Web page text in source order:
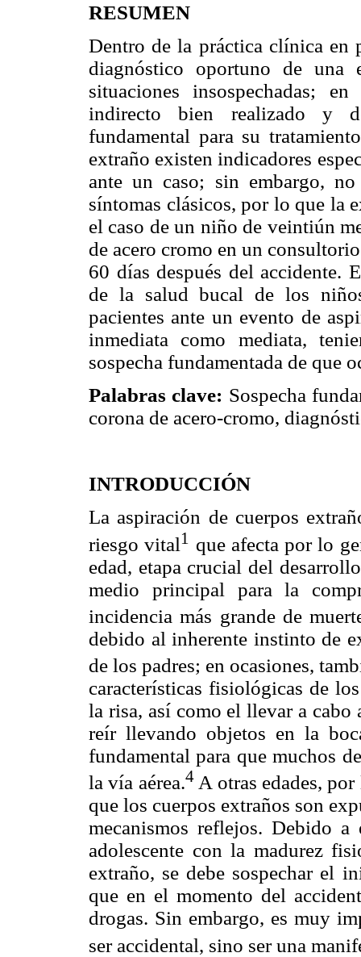
RESUMEN
Dentro de la práctica clínica en
diagnóstico oportuno de una
situaciones insospechadas;
indirecto bien realizado y
fundamental para su
extraño existen indicadores
ante un caso; sin embargo,
síntomas clásicos, por lo que la
el caso de un niño de veintiún
de acero cromo en un
60 días después del accidente.
de la salud bucal de los
pacientes ante un evento de
inmediata como mediata,
sospecha fundamentada de que
Palabras clave: Sospecha
corona de acero-cromo,
INTRODUCCIÓN
La aspiración de cuerpos
riesgo vital1 que afecta por lo
edad, etapa crucial del
medio principal para la
incidencia más grande de
debido al inherente instinto de
de los padres; en ocasiones,
características fisiológicas de
la risa, así como el llevar a
reír llevando objetos en la
fundamental para que muchos
la vía aérea.4A otras edades,
que los cuerpos extraños son
mecanismos reflejos. Debido
adolescente con la madurez
extraño, se debe sospechar el
que en el momento del
drogas. Sin embargo, es muy
ser accidental, sino ser una